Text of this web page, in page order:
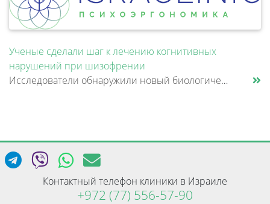
Ученые сделали шаг к лечению когнитивных
нарушений при шизофрении
Исследователи обнаружили новый биологический механизм, который может быть связан с нарушением памяти и внимания при шизо......
Контактный телефон клиники в Израиле
+972 (77) 556-57-90